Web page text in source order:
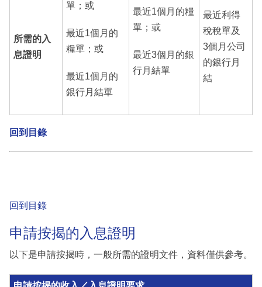
所需的入
息證明
單；或
最近1個月的
糧單；或
最近1個月的
銀行月結單
最近1個月的糧
單；或
最近3個月的銀
行月結單
最近利得
稅稅單及
3個月公司
的銀行月
結
回到目錄
回到目錄
申請按揭的入息證明
以下是申請按揭時，一般所需的證明文件，資料僅供參考。